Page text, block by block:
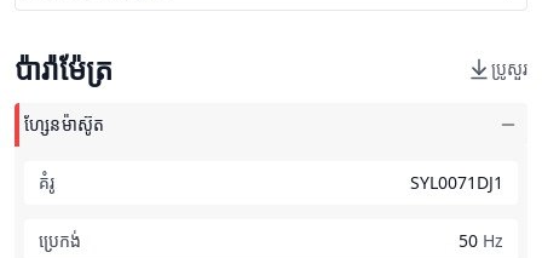
ប៉ារ៉ាម៉ែត្រ ប្រូសួរ
ហ្សែនម៉ាស៊ូត
គំរូ SYL0071DJ1
ប្រេកង់ 50 Hz